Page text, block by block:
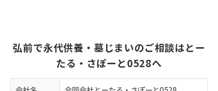
弘前で永代供養・墓じまいのご相談はとー
たる・さぽーと0528へ